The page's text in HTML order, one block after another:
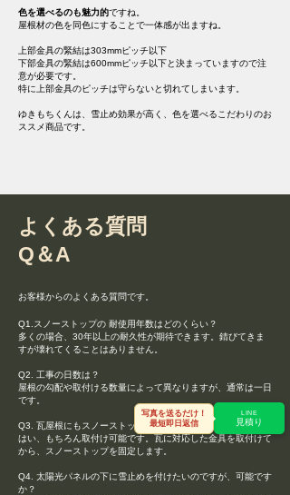
色を選べるのも魅力的ですね。
屋根材の色を同色にすることで一体感が出ますね。
上部金具の緊結は303mmピッチ以下
下部金具の緊結は600mmピッチ以下と決まっていますので注
意が必要です。
特に上部金具のピッチは守らないと切れてしまいます。
​ゆきもちくんは、雪止め効果が高く、色を選べるこだわりのお
ススメ商品です。
よくある質問
​Q＆A
お客様からのよくある質問です。
Q1.スノーストップの 耐使用年数はどのくらい？
多くの場合、30年以上の耐久性が期待できます。錆びてきま
すが壊れてくることはありません。
Q2. 工事の日数は？
屋根の勾配や取付ける数量によって異なりますが、通常は一日
です。
Q3. 瓦屋根にもスノーストップを付けれますか？
はい、もちろん取付け可能です。瓦に対応した金具を取付けて
から、スノーストップを固定します。
Q4. 太陽光パネルの下に雪止めを付けたいのですが、可能です
か？
写真を送るだけ！
最短即日返信
LINE
見積り